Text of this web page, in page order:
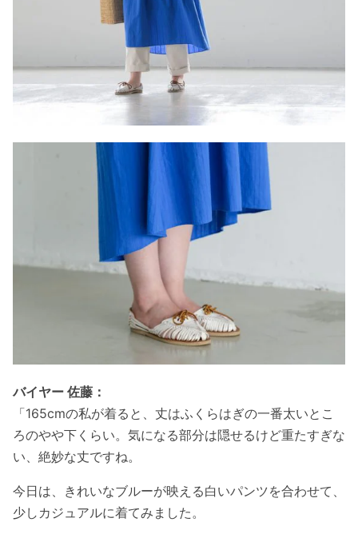
バイヤー 佐藤：
「165cmの私が着ると、丈はふくらはぎの一番太いとこ
ろのやや下くらい。気になる部分は隠せるけど重たすぎな
い、絶妙な丈ですね。
今日は、きれいなブルーが映える白いパンツを合わせて、
少しカジュアルに着てみました。